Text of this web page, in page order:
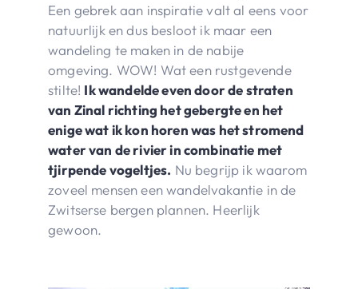
Een gebrek aan inspiratie valt al eens voor
natuurlijk en dus besloot ik maar een
wandeling te maken in de nabije
omgeving. WOW! Wat een rustgevende
stilte! Ik wandelde even door de straten
van Zinal richting het gebergte en het
enige wat ik kon horen was het stromend
water van de rivier in combinatie met
tjirpende vogeltjes. Nu begrijp ik waarom
zoveel mensen een wandelvakantie in de
Zwitserse bergen plannen. Heerlijk
gewoon.